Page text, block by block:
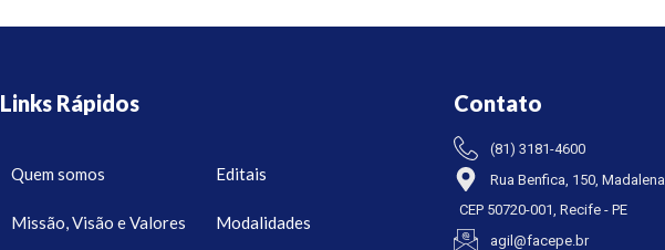
Links Rápidos
Quem somos
Missão, Visão e Valores
Editais
Modalidades
Contato
(81) 3181-4600
Rua Benfica, 150, Madalena
CEP 50720-001, Recife - PE
agil@facepe.br